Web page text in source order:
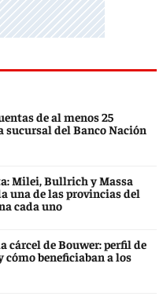
de al menos 25
sucursal del Banco Nación
Milei, Bullrich y Massa
una de las provincias del
cada uno
cárcel de Bouwer: perfil de
cómo beneficiaban a los